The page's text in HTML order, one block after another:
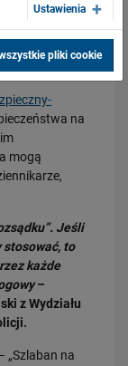
Druga,
szczególnie
wirtualnym
na
mogą
Jeśli
stosować, to
każde
–
z Wydziału
„Szlaban na
Ustawienia
pliki cookie